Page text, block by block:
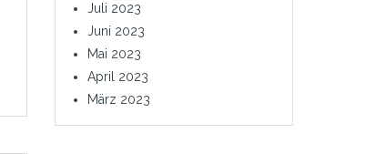
Juli 2023
Juni 2023
Mai 2023
April 2023
März 2023